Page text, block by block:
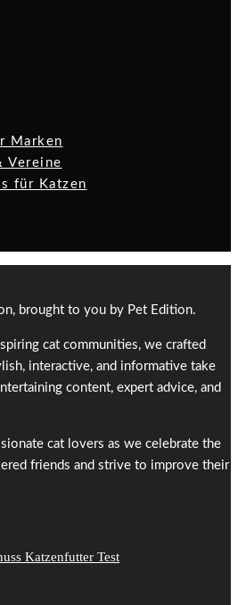
Marken
Vereine
für Katzen
brought to you by Pet Edition.
cat communities, we crafted
interactive, and informative take
content, expert advice, and
cat lovers as we celebrate the
friends and strive to improve their
Katzenfutter Test